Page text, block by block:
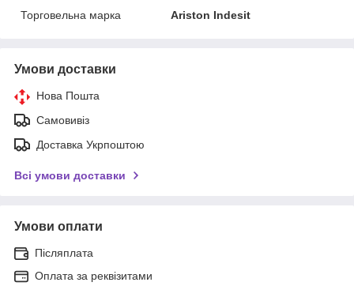
Торговельна марка
Ariston Indesit
Умови доставки
Нова Пошта
Самовивіз
Доставка Укрпоштою
Всі умови доставки
Умови оплати
Післяплата
Оплата за реквізитами